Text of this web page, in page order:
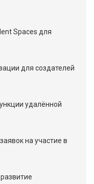
Spaces для
для создателей
удалённой
на участие в